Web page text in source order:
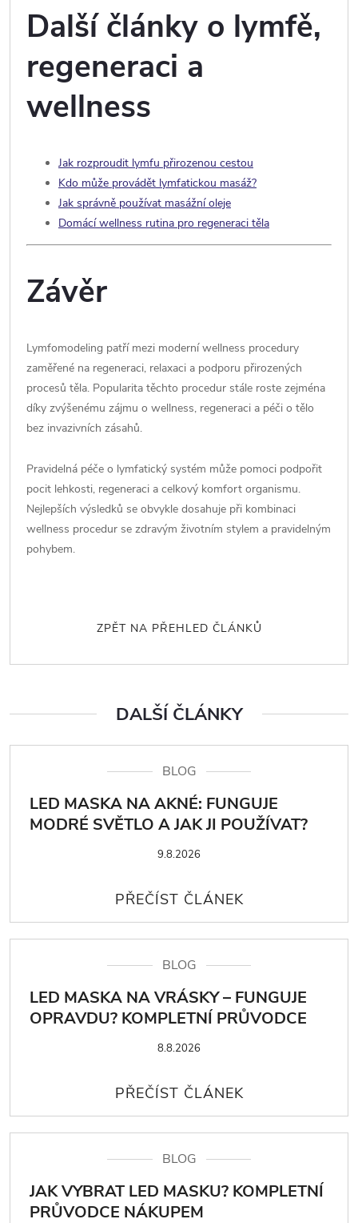
Další články o lymfě,
regeneraci a
wellness
Jak rozproudit lymfu přirozenou cestou
Kdo může provádět lymfatickou masáž?
Jak správně používat masážní oleje
Domácí wellness rutina pro regeneraci těla
Závěr
Lymfomodeling patří mezi moderní wellness procedury
zaměřené na regeneraci, relaxaci a podporu přirozených
procesů těla. Popularita těchto procedur stále roste zejména
díky zvýšenému zájmu o wellness, regeneraci a péči o tělo
bez invazivních zásahů.
Pravidelná péče o lymfatický systém může pomoci podpořit
pocit lehkosti, regeneraci a celkový komfort organismu.
Nejlepších výsledků se obvykle dosahuje při kombinaci
wellness procedur se zdravým životním stylem a pravidelným
pohybem.
ZPĚT NA PŘEHLED ČLÁNKŮ
DALŠÍ ČLÁNKY
BLOG
LED MASKA NA AKNÉ: FUNGUJE
MODRÉ SVĚTLO A JAK JI POUŽÍVAT?
9.8.2026
BLOG
LED MASKA NA VRÁSKY – FUNGUJE
OPRAVDU? KOMPLETNÍ PRŮVODCE
8.8.2026
BLOG
JAK VYBRAT LED MASKU? KOMPLETNÍ
PRŮVODCE NÁKUPEM